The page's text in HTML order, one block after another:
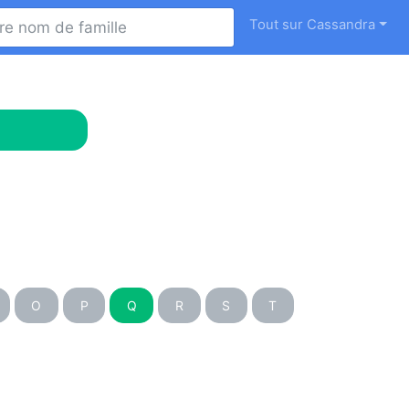
Tout sur Cassandra
O P Q R S T